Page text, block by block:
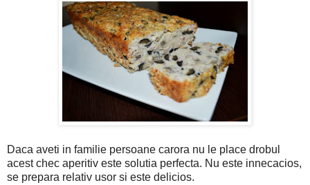
Daca aveti in familie persoane carora nu le place drobul
acest chec aperitiv este solutia perfecta. Nu este innecacios,
se prepara relativ usor si este delicios.